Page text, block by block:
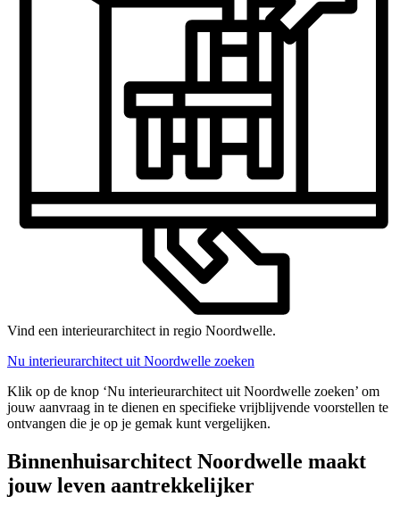
Vind een interieurarchitect in regio Noordwelle.
Nu interieurarchitect uit Noordwelle zoeken
Klik op de knop ‘Nu interieurarchitect uit Noordwelle zoeken’ om
jouw aanvraag in te dienen en specifieke vrijblijvende voorstellen te
ontvangen die je op je gemak kunt vergelijken.
Binnenhuisarchitect Noordwelle maakt
jouw leven aantrekkelijker